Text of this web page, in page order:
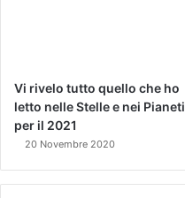
Vi rivelo tutto quello che ho
letto nelle Stelle e nei Pianeti
per il 2021
20 Novembre 2020